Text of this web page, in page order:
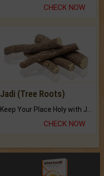
CHECK NOW
Jadi (Tree Roots)
Keep Your Place Holy with Jadi.
CHECK NOW